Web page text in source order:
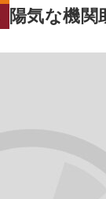
陽気な機関